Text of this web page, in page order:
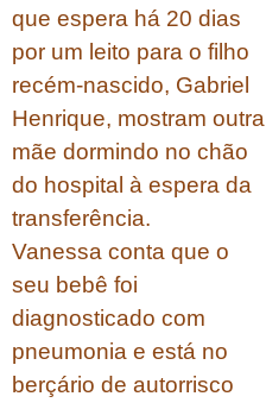
que espera há 20 dias
por um leito para o filho
recém-nascido, Gabriel
Henrique, mostram outra
mãe dormindo no chão
do hospital à espera da
transferência.
Vanessa conta que o
seu bebê foi
diagnosticado com
pneumonia e está no
berçário de autorrisco